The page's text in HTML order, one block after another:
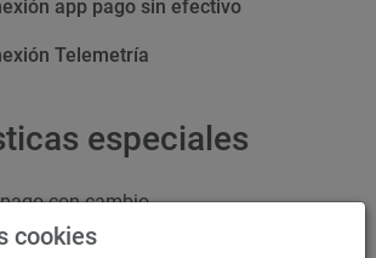
app pago sin efectivo
Telemetría
especiales
con cambio
cookies